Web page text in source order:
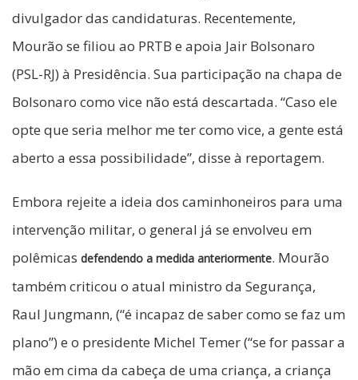
divulgador das candidaturas. Recentemente,
Mourão se filiou ao PRTB e apoia Jair Bolsonaro
(PSL-RJ) à Presidência. Sua participação na chapa de
Bolsonaro como vice não está descartada. “Caso ele
opte que seria melhor me ter como vice, a gente está
aberto a essa possibilidade”, disse à reportagem.
Embora rejeite a ideia dos caminhoneiros para uma
intervenção militar, o general já se envolveu em
polêmicas defendendo a medida anteriormente. Mourão
também criticou o atual ministro da Segurança,
Raul Jungmann, (“é incapaz de saber como se faz um
plano”) e o presidente Michel Temer (“se for passar a
mão em cima da cabeça de uma criança, a criança